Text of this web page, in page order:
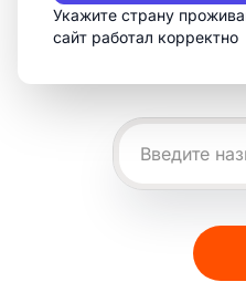
Укажите страну
сайт работал корректно
цветка» за
скачайте